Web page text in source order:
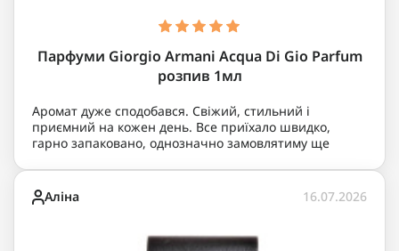
Парфуми Giorgio Armani Acqua Di Gio Parfum
розпив 1мл
Аромат дуже сподобався. Свіжий, стильний і
приємний на кожен день. Все приїхало швидко,
гарно запаковано, однозначно замовлятиму ще
Аліна 16.07.2026